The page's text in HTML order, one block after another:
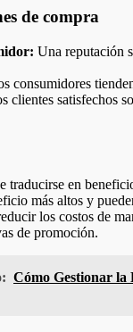
de compra
Una reputación
consumidores
clientes satisfechos
traducirse en
más altos y
los costos de
de promoción.
Cómo Gestionar la